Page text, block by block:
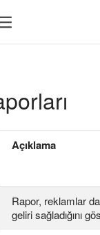
Açıklama
Rapor, reklamlar
geliri sağladığını